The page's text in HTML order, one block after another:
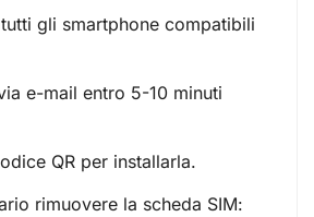
gli smartphone compatibili
e-mail entro 5-10 minuti
QR per installarla.
rimuovere la scheda SIM: